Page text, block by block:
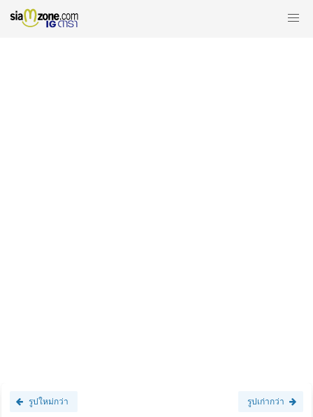
รูปใหม่กว่า รูปเก่ากว่า